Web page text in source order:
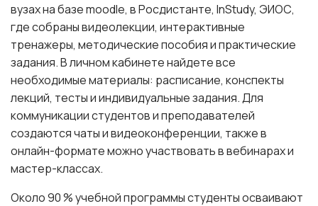
вузах на базе moodle, в Росдистанте, InStudy, ЭИОС,
где собраны видеолекции, интерактивные
тренажеры, методические пособия и практические
задания. В личном кабинете найдете все
необходимые материалы: расписание, конспекты
лекций, тесты и индивидуальные задания. Для
коммуникации студентов и преподавателей
создаются чаты и видеоконференции, также в
онлайн-формате можно участвовать в вебинарах и
мастер-классах.
Около 90 % учебной программы студенты осваивают